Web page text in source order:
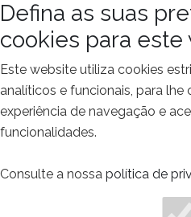
Defina as suas
cookies para este
Este website utiliza cookies
analíticos e funcionais, para lhe
experiência de navegação e
funcionalidades.
Consulte a nossa política de